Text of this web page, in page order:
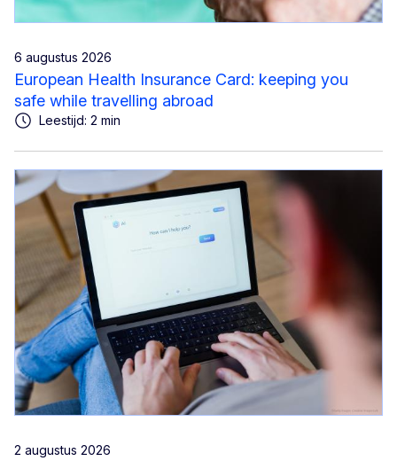
6 augustus 2026
European Health Insurance Card: keeping you
safe while travelling abroad
Leestijd: 2 min
2 augustus 2026